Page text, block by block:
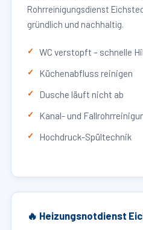
Rohrreinigungsdienst
gründlich und nachhaltig.
WC verstopft – schnelle
Küchenabfluss reinigen
Dusche läuft nicht ab
Kanal- und
Hochdruck-Spültechnik
🔥 Heizungsnotdienst